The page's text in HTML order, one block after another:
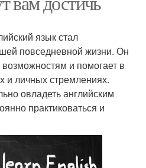
язык стал
повседневной жизни. Он
и помогает в
и личных стремлениях.
овладеть английским
практиковаться и